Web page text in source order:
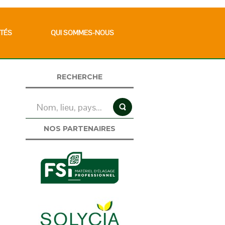
QUI SOMMES-NOUS
RECHERCHE
NOS PARTENAIRES